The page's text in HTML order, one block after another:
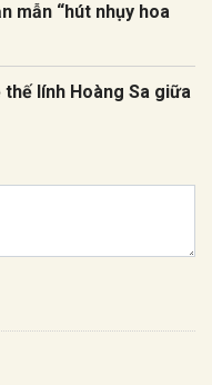
mẫn “hút nhụy hoa
lính Hoàng Sa giữa